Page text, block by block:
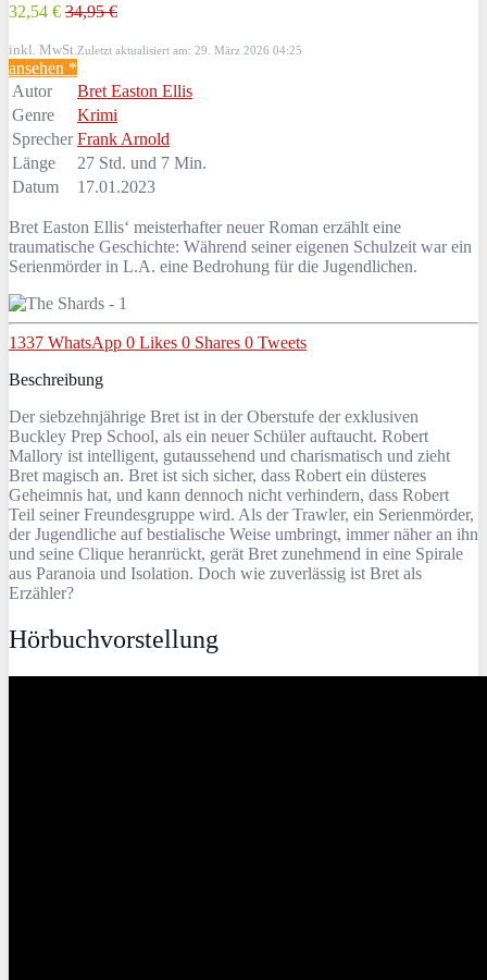
32,54 € 34,95 €
inkl. MwSt. Zuletzt aktualisiert am: 29. März 2026 04:25
ansehen *
Autor
Bret Easton Ellis
Genre
Krimi
Sprecher Frank Arnold
Länge
27 Std. und 7 Min.
Datum
17.01.2023
Bret Easton Ellis‘ meisterhafter neuer Roman erzählt eine
traumatische Geschichte: Während seiner eigenen Schulzeit war ein
Serienmörder in L.A. eine Bedrohung für die Jugendlichen.
1337 WhatsApp 0 Likes 0 Shares 0 Tweets
Beschreibung
Der siebzehnjährige Bret ist in der Oberstufe der exklusiven
Buckley Prep School, als ein neuer Schüler auftaucht. Robert
Mallory ist intelligent, gutaussehend und charismatisch und zieht
Bret magisch an. Bret ist sich sicher, dass Robert ein düsteres
Geheimnis hat, und kann dennoch nicht verhindern, dass Robert
Teil seiner Freundesgruppe wird. Als der Trawler, ein Serienmörder,
der Jugendliche auf bestialische Weise umbringt, immer näher an ihn
und seine Clique heranrückt, gerät Bret zunehmend in eine Spirale
aus Paranoia und Isolation. Doch wie zuverlässig ist Bret als
Erzähler?
Hörbuchvorstellung